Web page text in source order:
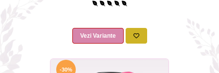
Nature
Vezi Variante
-30%